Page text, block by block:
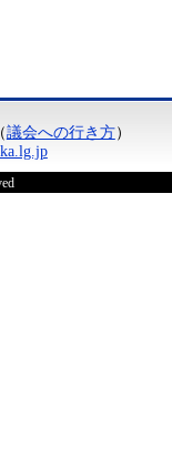
議会への行き方）